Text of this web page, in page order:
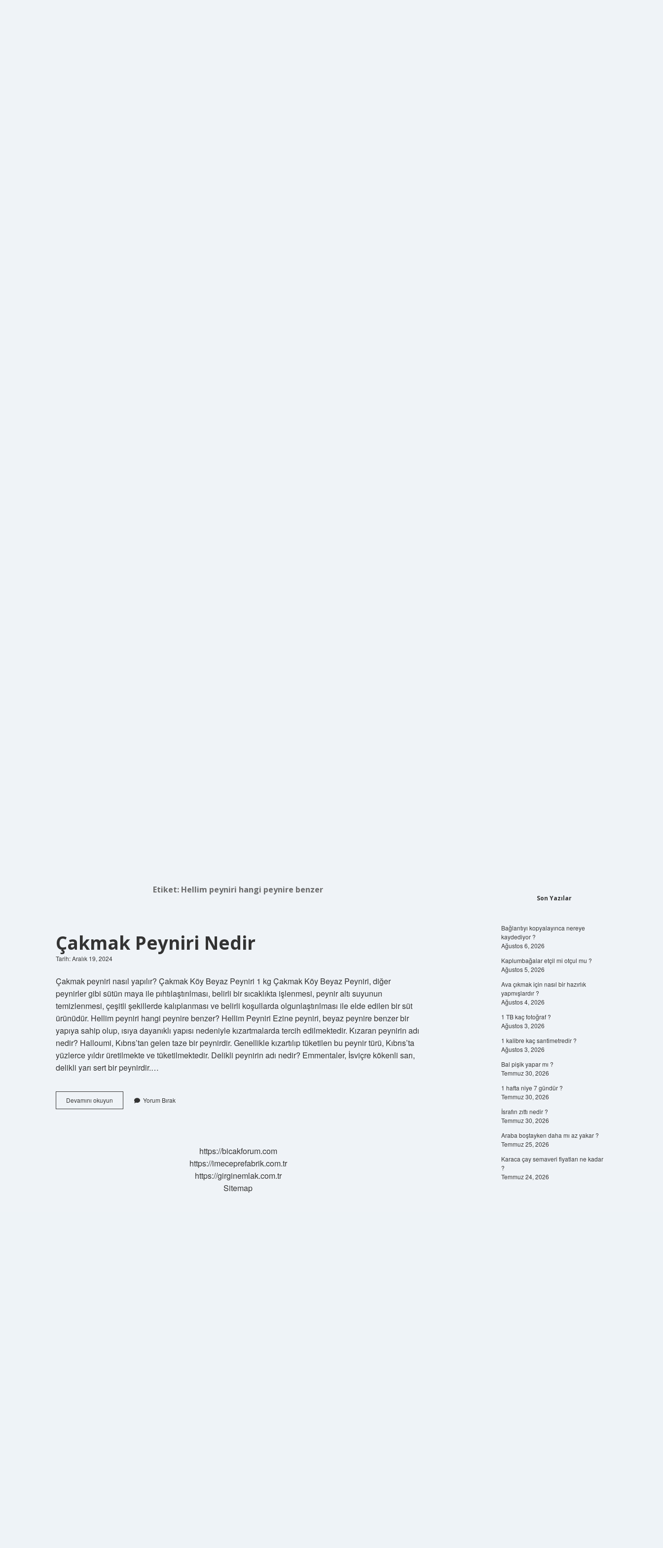
Etiket: Hellim peyniri hangi peynire benzer
Çakmak Peyniri Nedir
Tarih: Aralık 19, 2024
Çakmak peyniri nasıl yapılır? Çakmak Köy Beyaz Peyniri 1 kg Çakmak Köy Beyaz Peyniri, diğer
peynirler gibi sütün maya ile pıhtılaştırılması, belirli bir sıcaklıkta işlenmesi, peynir altı suyunun
temizlenmesi, çeşitli şekillerde kalıplanması ve belirli koşullarda olgunlaştırılması ile elde edilen bir süt
ürünüdür. Hellim peyniri hangi peynire benzer? Hellim Peyniri Ezine peyniri, beyaz peynire benzer bir
yapıya sahip olup, ısıya dayanıklı yapısı nedeniyle kızartmalarda tercih edilmektedir. Kızaran peynirin adı
nedir? Halloumi, Kıbrıs’tan gelen taze bir peynirdir. Genellikle kızartılıp tüketilen bu peynir türü, Kıbrıs’ta
yüzlerce yıldır üretilmekte ve tüketilmektedir. Delikli peynirin adı nedir? Emmentaler, İsviçre kökenli sarı,
delikli yarı sert bir peynirdir.…
Devamını okuyun Çakmak
Peyniri
Yorum Bırak
https://bicakforum.com
https://imeceprefabrik.com.tr
https://girginemlak.com.tr
Sitemap
Son Yazılar
Bağlantıyı kopyalayınca nereye
kaydediyor ?
Ağustos 6, 2026
Kaplumbağalar etçil mi otçul mu ?
Ağustos 5, 2026
Ava çıkmak için nasıl bir hazırlık
yapmışlardır ?
Ağustos 4, 2026
1 TB kaç fotoğraf ?
Ağustos 3, 2026
1 kalibre kaç santimetredir ?
Ağustos 3, 2026
Bal pişik yapar mı ?
Temmuz 30, 2026
1 hafta niye 7 gündür ?
Temmuz 30, 2026
İsrafın zıttı nedir ?
Temmuz 30, 2026
Araba boştayken daha mı az yakar ?
Temmuz 25, 2026
Karaca çay semaveri fiyatları ne kadar
?
Temmuz 24, 2026